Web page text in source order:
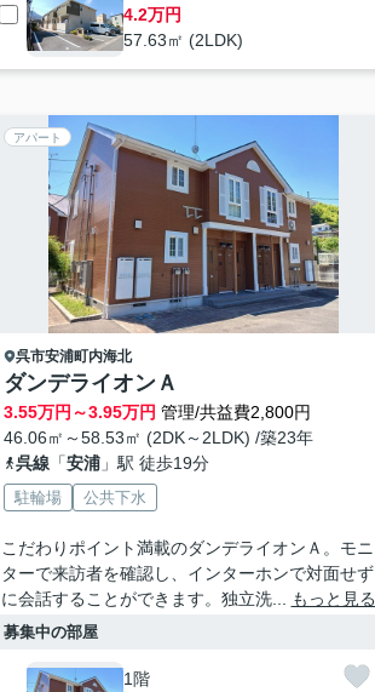
4.2万円
57.63㎡ (2LDK)
アパート
呉市安浦町内海北
ダンデライオンＡ
3.55万円～3.95万円 管理/共益費2,800円
46.06㎡～58.53㎡ (2DK～2LDK) /築23年
呉線「安浦」駅 徒歩19分
駐輪場 公共下水
こだわりポイント満載のダンデライオンＡ。モニ
ターで来訪者を確認し、インターホンで対面せず
に会話することができます。独立洗...
もっと見る
募集中の部屋
1階